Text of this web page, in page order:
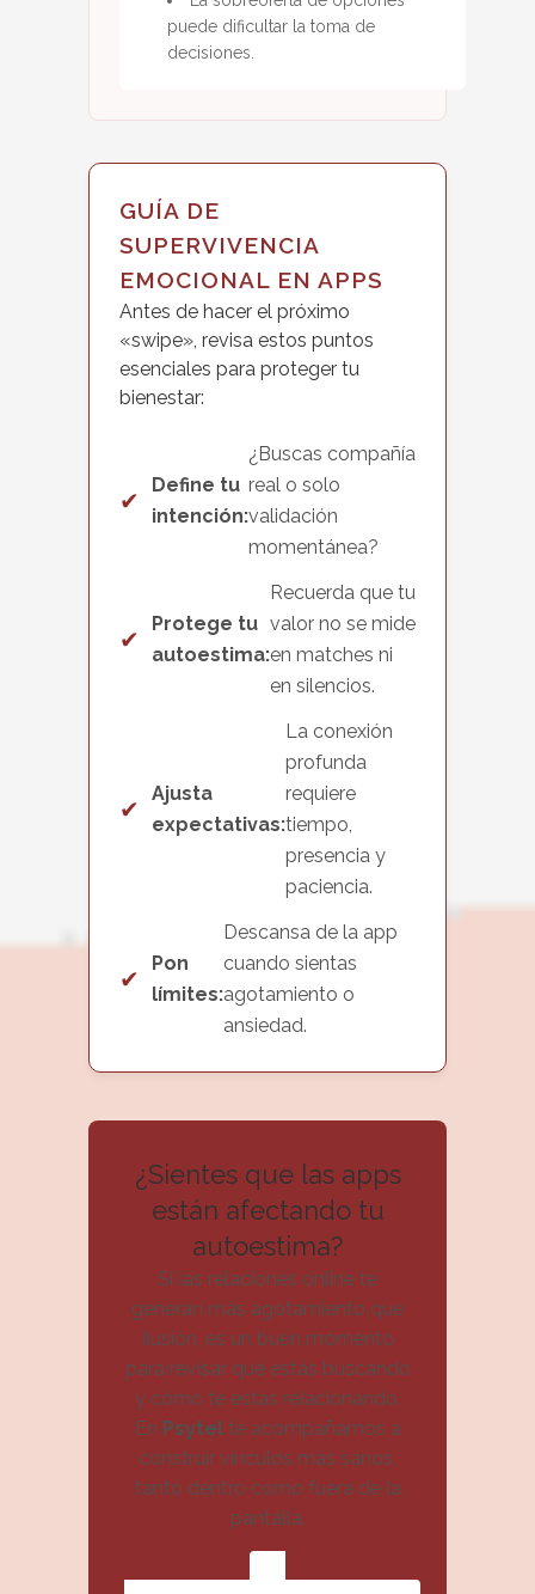
puede dificultar la toma de
decisiones.
GUÍA DE
SUPERVIVENCIA
EMOCIONAL EN APPS
Antes de hacer el próximo
«swipe», revisa estos puntos
esenciales para proteger tu
bienestar:
✔
Define tu
intención:
¿Buscas compañía
real o solo
validación
momentánea?
✔
Protege tu
autoestima:
Recuerda que tu
valor no se mide
en matches ni
en silencios.
✔
Ajusta
expectativas:
La conexión
profunda
requiere
tiempo,
presencia y
paciencia.
✔
Pon
límites:
Descansa de la app
cuando sientas
agotamiento o
ansiedad.
¿Sientes que las apps
están afectando tu
autoestima?
Si las relaciones online te
generan más agotamiento que
ilusión, es un buen momento
para revisar qué estás buscando
y cómo te estás relacionando.
En Psytelte acompañamos a
construir vínculos más sanos,
tanto dentro como fuera de la
pantalla.